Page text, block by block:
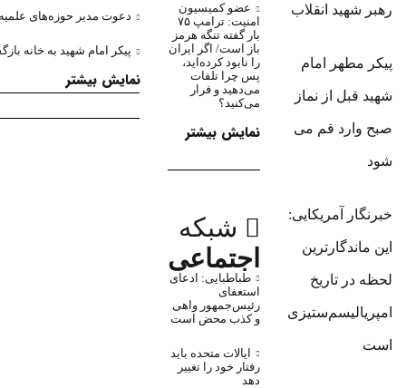
رهبر شهید انقلاب
پیکر مطهر امام
شهید قبل از نماز
صبح وارد قم می
شود
خبرنگار آمریکایی:
این ماندگارترین
لحظه در تاریخ
امپریالیسم‌ستیزی
است
عضو کمیسیون
امنیت: ترامپ ۷۵
بار گفته تنگه هرمز
باز است/ اگر ایران
را نابود کرده‌اید،
پس چرا تلفات
می‌دهید و فرار
می‌کنید؟
نمایش بیشتر
شبکه
اجتماعی
طباطبایی: ادعای
استعفای
رئیس‌جمهور واهی
و کذب محض است
ایالات متحده باید
رفتار خود را تغییر
دهد
دعوت مدیر حوزه‌های
پیکر امام شهید به خانه
نمایش بیشتر